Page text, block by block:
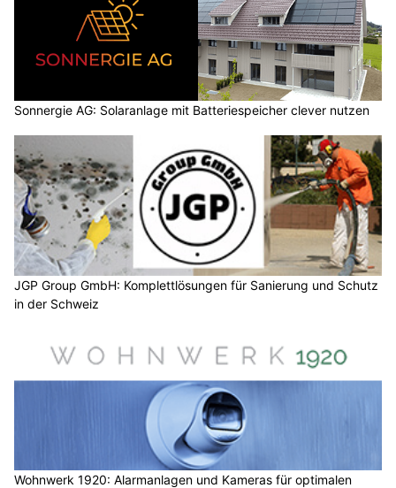
Sonnergie AG: Solaranlage mit Batteriespeicher clever nutzen
JGP Group GmbH: Komplettlösungen für Sanierung und Schutz
in der Schweiz
Wohnwerk 1920: Alarmanlagen und Kameras für optimalen